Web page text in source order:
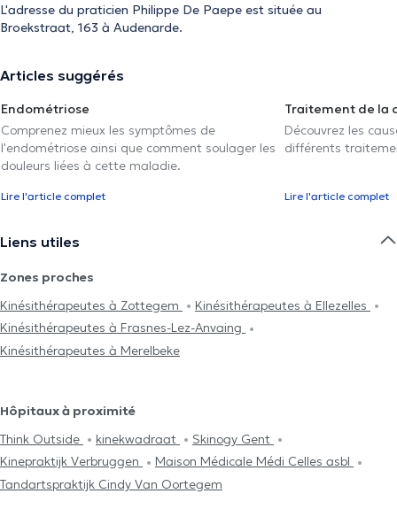
L'adresse du praticien Philippe De Paepe est située au
Broekstraat, 163 à Audenarde.
Articles suggérés
Endométriose
Comprenez mieux les symptômes de
l'endométriose ainsi que comment soulager les
douleurs liées à cette maladie.
Lire l'article complet
Traitement de la
Découvrez les
différents
Lire l'article complet
Liens utiles
Zones proches
Kinésithérapeutes à Zottegem
Kinésithérapeutes à Ellezelles
Kinésithérapeutes à Frasnes-Lez-Anvaing
Kinésithérapeutes à Merelbeke
Hôpitaux à proximité
Think Outside
kinekwadraat
Skinogy Gent
Kinepraktijk Verbruggen
Maison Médicale Médi Celles asbl
Tandartspraktijk Cindy Van Oortegem